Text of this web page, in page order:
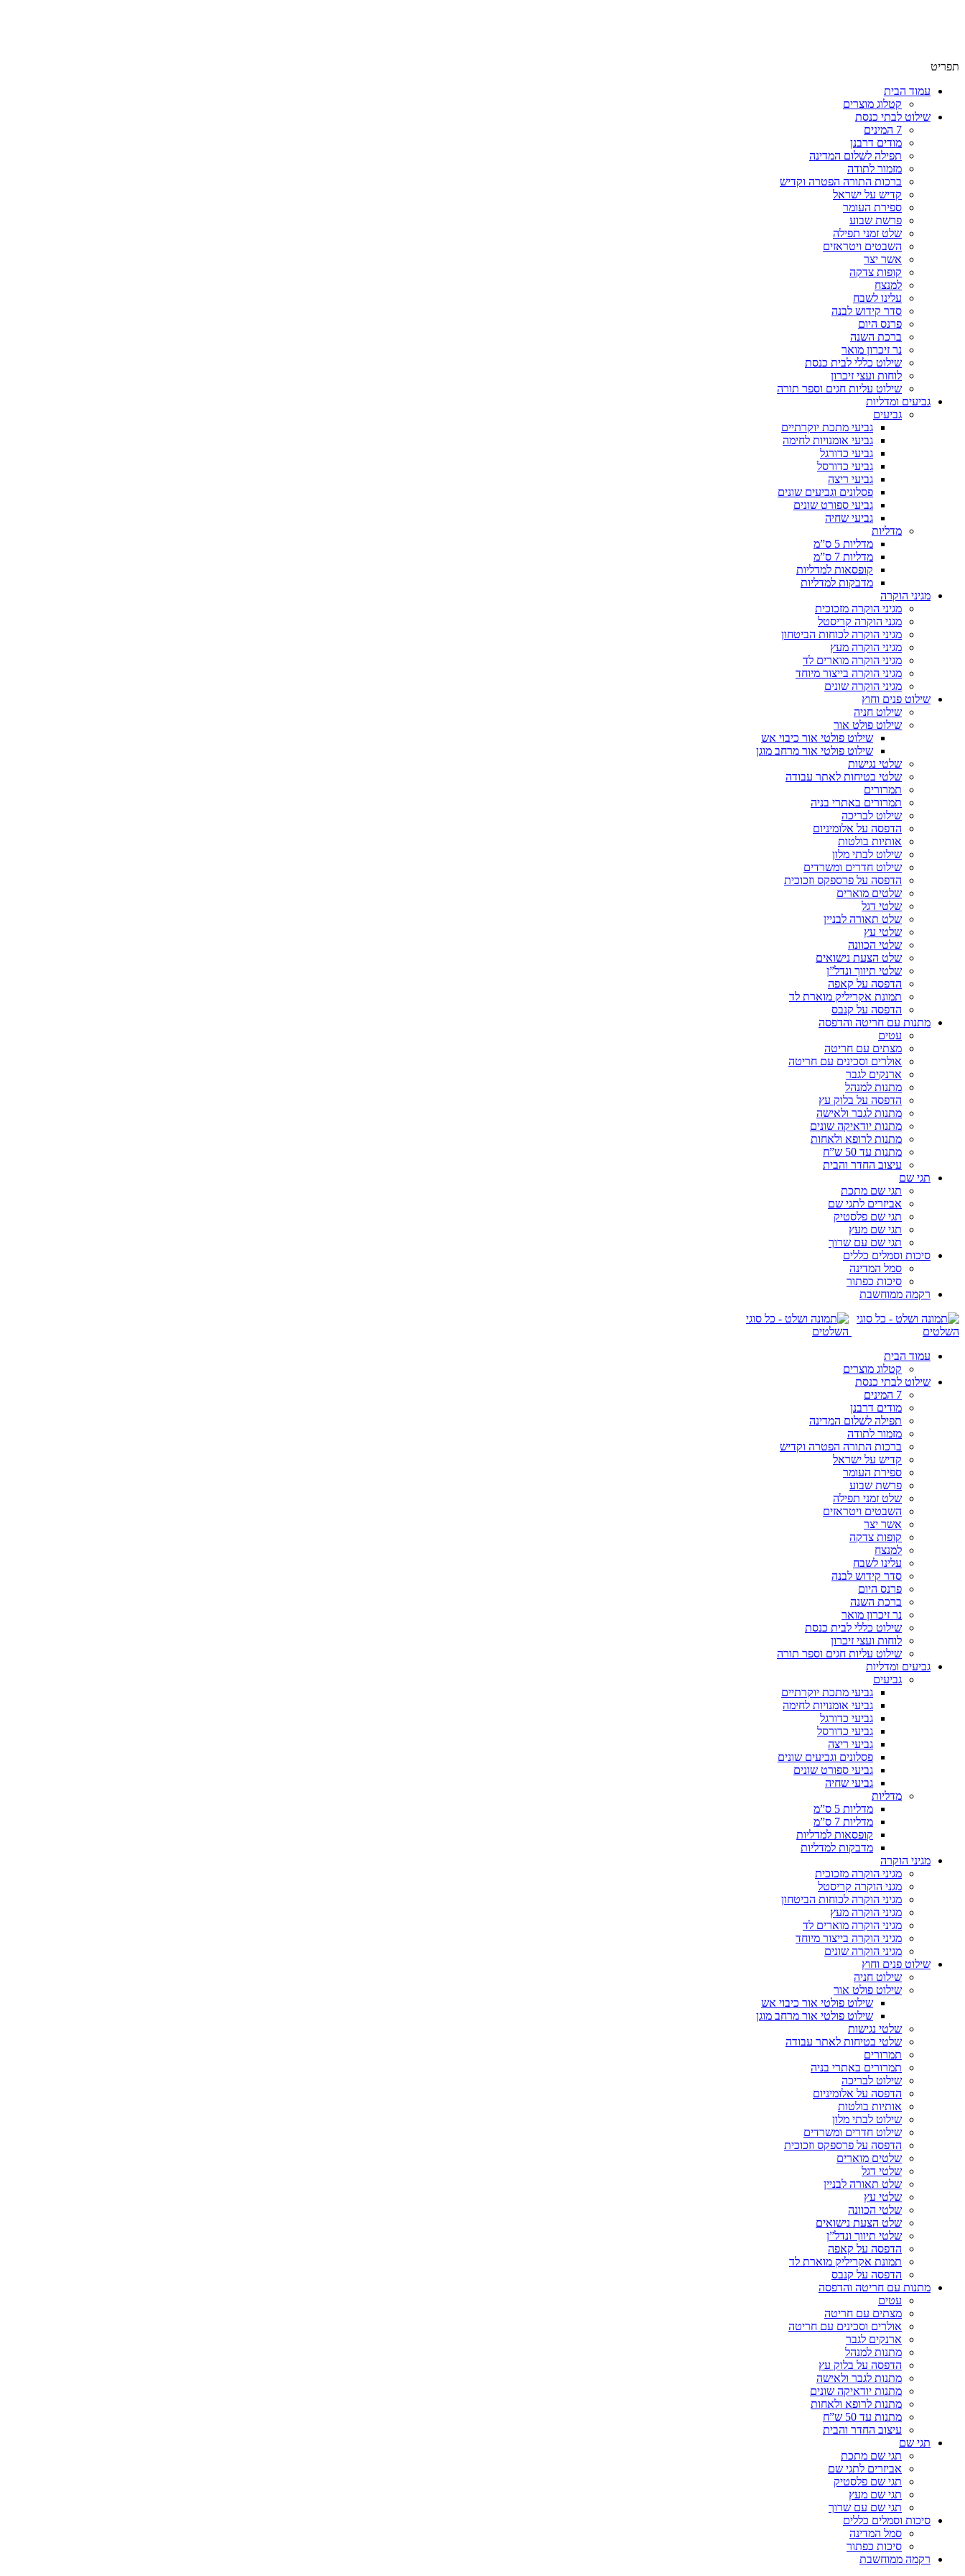
תפריט
עמוד הבית
קטלוג מוצרים
שילוט לבתי כנסת
7 המינים
מודים דרבנן
תפילה לשלום המדינה
מזמור לתודה
ברכות התורה הפטרה וקדיש
קדיש על ישראל
ספירת העומר
פרשת שבוע
שלט זמני תפילה
השבטים ויטראזים
אשר יצר
קופות צדקה
למנצח
עלינו לשבח
סדר קידוש לבנה
פרנס היום
ברכת השנה
נר זיכרון מואר
שילוט כללי לבית כנסת
לוחות ועצי זיכרון
שילוט עליות חגים וספר תורה
גביעים ומדליות
גביעים
גביעי מתכת יוקרתיים
גביעי אומנויות לחימה
גביעי כדורגל
גביעי כדורסל
גביעי ריצה
פסלונים וגביעים שונים
גביעי ספורט שונים
גביעי שחיה
מדליות
מדליות 5 ס”מ
מדליות 7 ס”מ
קופסאות למדליות
מדבקות למדליות
מגיני הוקרה
מגיני הוקרה מזכוכית
מגני הוקרה קריסטל
מגיני הוקרה לכוחות הביטחון
מגיני הוקרה מעץ
מגיני הוקרה מוארים לד
מגיני הוקרה בייצור מיוחד
מגיני הוקרה שונים
שילוט פנים וחוץ
שילוט חניה
שילוט פולט אור
שילוט פולטי אור כיבוי אש
שילוט פולטי אור מרחב מוגן
שלטי נגישות
שלטי בטיחות לאתר עבודה
תמרורים
תמרורים באתרי בניה
שילוט לבריכה
הדפסה על אלומיניום
אותיות בולטות
שילוט לבתי מלון
שילוט חדרים ומשרדים
הדפסה על פרספקס וזכוכית
שלטים מוארים
שלטי דגל
שלט תאורה לבניין
שלטי עץ
שלטי הכוונה
שלט הצעת נישואים
שלטי תיווך ונדל”ן
הדפסה על קאפה
תמונת אקריליק מוארת לד
הדפסה על קנבס
מתנות עם חריטה והדפסה
עטים
מצתים עם חריטה
אולרים וסכינים עם חריטה
ארנקים לגבר
מתנות למנהל
הדפסה על בלוק עץ
מתנות לגבר ולאישה
מתנות יודאיקה שונים
מתנות לרופא ולאחות
מתנות עד 50 ש”ח
עיצוב החדר והבית
תגי שם
תגי שם מתכת
אביזרים לתגי שם
תגי שם פלסטיק
תגי שם מעץ
תגי שם עם שרוך
סיכות וסמלים כללים
סמל המדינה
סיכות כפתור
רקמה ממוחשבת
עמוד הבית
קטלוג מוצרים
שילוט לבתי כנסת
7 המינים
מודים דרבנן
תפילה לשלום המדינה
מזמור לתודה
ברכות התורה הפטרה וקדיש
קדיש על ישראל
ספירת העומר
פרשת שבוע
שלט זמני תפילה
השבטים ויטראזים
אשר יצר
קופות צדקה
למנצח
עלינו לשבח
סדר קידוש לבנה
פרנס היום
ברכת השנה
נר זיכרון מואר
שילוט כללי לבית כנסת
לוחות ועצי זיכרון
שילוט עליות חגים וספר תורה
גביעים ומדליות
גביעים
גביעי מתכת יוקרתיים
גביעי אומנויות לחימה
גביעי כדורגל
גביעי כדורסל
גביעי ריצה
פסלונים וגביעים שונים
גביעי ספורט שונים
גביעי שחיה
מדליות
מדליות 5 ס”מ
מדליות 7 ס”מ
קופסאות למדליות
מדבקות למדליות
מגיני הוקרה
מגיני הוקרה מזכוכית
מגני הוקרה קריסטל
מגיני הוקרה לכוחות הביטחון
מגיני הוקרה מעץ
מגיני הוקרה מוארים לד
מגיני הוקרה בייצור מיוחד
מגיני הוקרה שונים
שילוט פנים וחוץ
שילוט חניה
שילוט פולט אור
שילוט פולטי אור כיבוי אש
שילוט פולטי אור מרחב מוגן
שלטי נגישות
שלטי בטיחות לאתר עבודה
תמרורים
תמרורים באתרי בניה
שילוט לבריכה
הדפסה על אלומיניום
אותיות בולטות
שילוט לבתי מלון
שילוט חדרים ומשרדים
הדפסה על פרספקס וזכוכית
שלטים מוארים
שלטי דגל
שלט תאורה לבניין
שלטי עץ
שלטי הכוונה
שלט הצעת נישואים
שלטי תיווך ונדל”ן
הדפסה על קאפה
תמונת אקריליק מוארת לד
הדפסה על קנבס
מתנות עם חריטה והדפסה
עטים
מצתים עם חריטה
אולרים וסכינים עם חריטה
ארנקים לגבר
מתנות למנהל
הדפסה על בלוק עץ
מתנות לגבר ולאישה
מתנות יודאיקה שונים
מתנות לרופא ולאחות
מתנות עד 50 ש”ח
עיצוב החדר והבית
תגי שם
תגי שם מתכת
אביזרים לתגי שם
תגי שם פלסטיק
תגי שם מעץ
תגי שם עם שרוך
סיכות וסמלים כללים
סמל המדינה
סיכות כפתור
רקמה ממוחשבת